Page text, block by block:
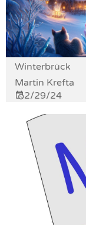
Winterbrück
Martin Krefta
2/29/24